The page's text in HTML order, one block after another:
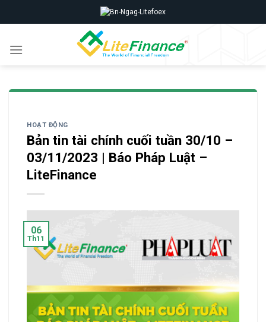
to
HOẠT ĐỘNG
Bản tin tài chính cuối tuần 30/10 –
03/11/2023 | Báo Pháp Luật –
LiteFinance
06
Th11